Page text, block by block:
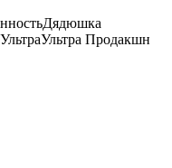
Дядюшка
УльтраУльтра Продакшн